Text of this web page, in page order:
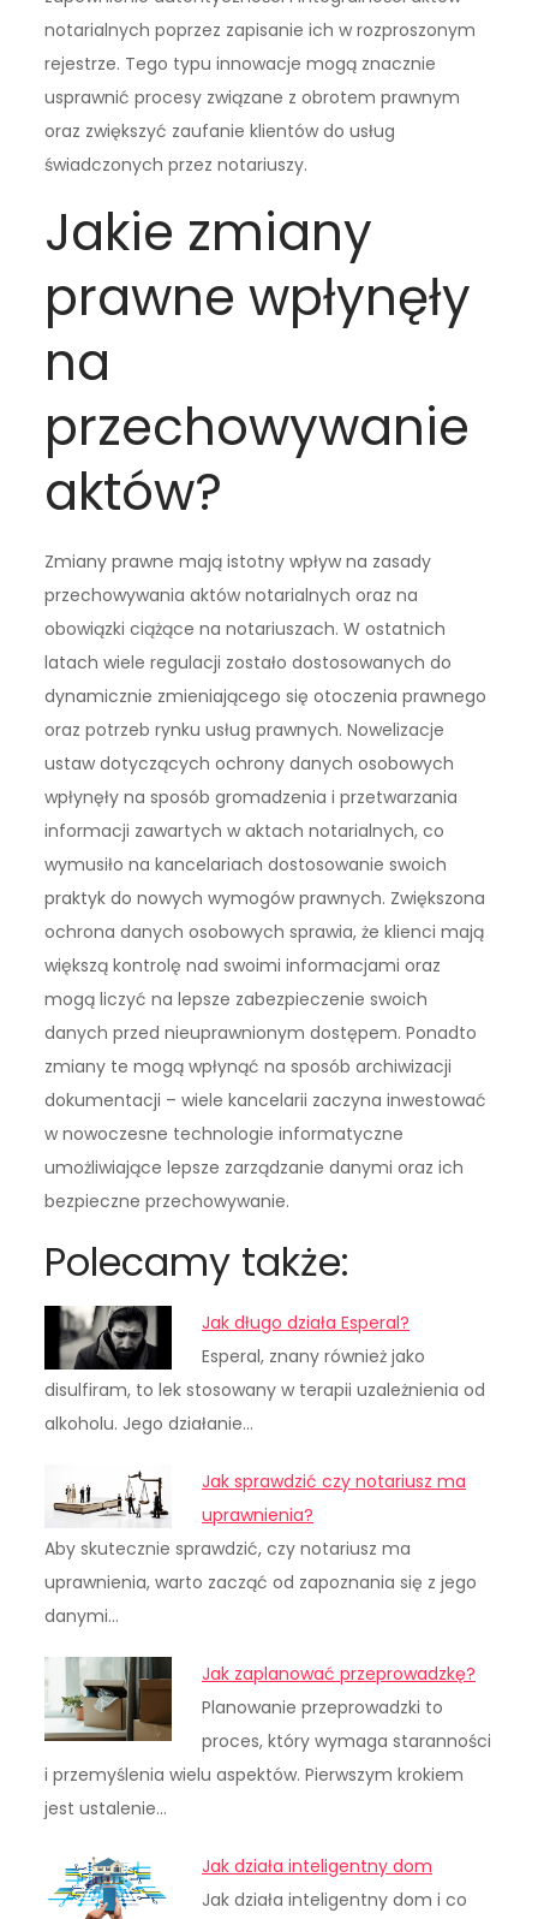
notarialnych poprzez zapisanie ich w rozproszonym
rejestrze. Tego typu innowacje mogą znacznie
usprawnić procesy związane z obrotem prawnym
oraz zwiększyć zaufanie klientów do usług
świadczonych przez notariuszy.
Jakie zmiany
prawne wpłynęły
na
przechowywanie
aktów?
Zmiany prawne mają istotny wpływ na zasady
przechowywania aktów notarialnych oraz na
obowiązki ciążące na notariuszach. W ostatnich
latach wiele regulacji zostało dostosowanych do
dynamicznie zmieniającego się otoczenia prawnego
oraz potrzeb rynku usług prawnych. Nowelizacje
ustaw dotyczących ochrony danych osobowych
wpłynęły na sposób gromadzenia i przetwarzania
informacji zawartych w aktach notarialnych, co
wymusiło na kancelariach dostosowanie swoich
praktyk do nowych wymogów prawnych. Zwiększona
ochrona danych osobowych sprawia, że klienci mają
większą kontrolę nad swoimi informacjami oraz
mogą liczyć na lepsze zabezpieczenie swoich
danych przed nieuprawnionym dostępem. Ponadto
zmiany te mogą wpłynąć na sposób archiwizacji
dokumentacji – wiele kancelarii zaczyna inwestować
w nowoczesne technologie informatyczne
umożliwiające lepsze zarządzanie danymi oraz ich
bezpieczne przechowywanie.
Polecamy także:
Jak długo działa Esperal?
Esperal, znany również jako
disulfiram, to lek stosowany w terapii uzależnienia od
alkoholu. Jego działanie…
Jak sprawdzić czy notariusz ma
uprawnienia?
Aby skutecznie sprawdzić, czy notariusz ma
uprawnienia, warto zacząć od zapoznania się z jego
danymi…
Jak zaplanować przeprowadzkę?
Planowanie przeprowadzki to
proces, który wymaga staranności
i przemyślenia wielu aspektów. Pierwszym krokiem
jest ustalenie…
Jak działa inteligentny dom
Jak działa inteligentny dom i co